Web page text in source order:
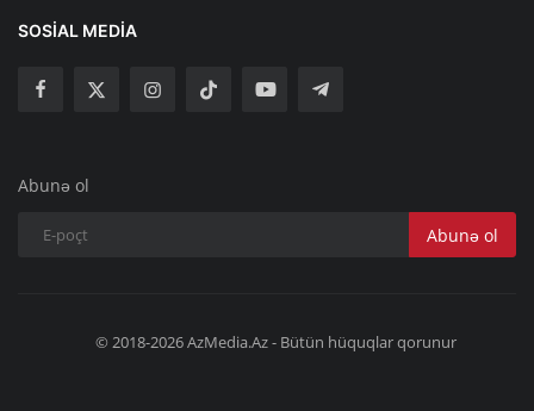
SOSIAL MEDIA
Abunə ol
Abunə ol
© 2018-2026 AzMedia.Az - Bütün hüquqlar qorunur